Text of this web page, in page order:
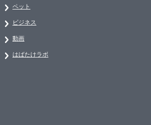
ペット
ビジネス
動画
はばたけラボ